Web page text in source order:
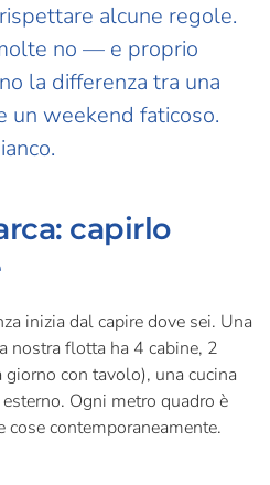
alcune regole.
no — e proprio
la differenza tra una
un weekend faticoso.
capirlo
inizia dal capire dove sei. Una
nostra flotta ha 4 cabine, 2
con tavolo), una cucina
Ogni metro quadro è
cose contemporaneamente.